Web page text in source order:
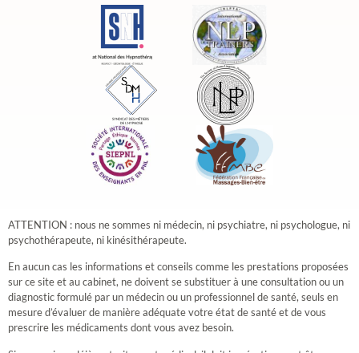
ATTENTION : nous ne sommes ni médecin, ni psychiatre, ni psychologue, ni
psychothérapeute, ni kinésithérapeute.
​En aucun cas les informations et conseils comme les prestations proposées
sur ce site et au cabinet, ne doivent se substituer à une consultation ou un
diagnostic formulé par un médecin ou un professionnel de santé, seuls en
mesure d’évaluer de manière adéquate votre état de santé et de vous
prescrire les médicaments dont vous avez besoin.